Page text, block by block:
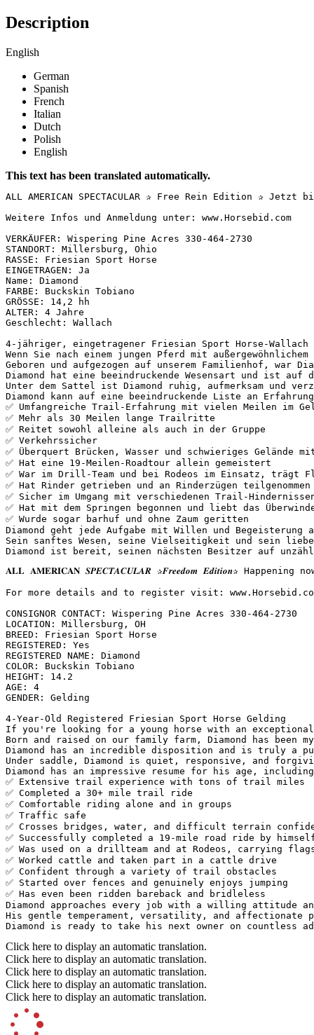
Description
English
German
Spanish
French
Italian
Dutch
Polish
English
This text has been translated automatically.
ALL AMERICAN SPECTACULAR ✰ Free Rein Edition ✰
Weitere Infos und Anmeldung unter: www.Horsebid.com
VERKÄUFER: Wispering Pine Acres 330-464-2730
STANDORT: Millersburg, Ohio
RASSE: Friesian Sport Horse
EINGETRAGEN: Ja
Name: Diamond
FARBE: Buckskin Tobiano
GRÖSSE: 14,2 hh
ALTER: 4 Jahre
Geschlecht: Wallach
4-jähriger, eingetragener Friesian Sport Horse-Wallach
Wenn Sie nach einem jungen Pferd mit
Geboren und aufgezogen auf unserem Familienhof,
Diamond hat eine beeindruckende Wesensart und ist
Unter dem Sattel ist Diamond ruhig, aufmerksam und
Diamond kann auf eine beeindruckende Liste an
✅ Umfangreiche Trail-Erfahrung mit vielen Meilen im
✅ Mehr als 30 Meilen lange Trailritte
✅ Reitet sowohl alleine als auch in der Gruppe
✅ Verkehrssicher
✅ Überquert Brücken, Wasser und schwieriges Gelände
✅ Hat eine 19-Meilen-Roadtour allein gemeistert
✅ War im Drill-Team und bei Rodeos im Einsatz, trägt
✅ Hat Rinder getrieben und an Rinderzügen teilgenommen
✅ Sicher im Umgang mit verschiedenen Trail-
✅ Hat mit dem Springen begonnen und liebt das
✅ Wurde sogar barhuf und ohne Zaum geritten
Diamond geht jede Aufgabe mit Willen und
Sein sanftes Wesen, seine Vielseitigkeit und sein
Diamond ist bereit, seinen nächsten Besitzer auf
𝐀𝐋𝐋 𝐀𝐌𝐄𝐑𝐈𝐂𝐀𝐍 𝑺𝑷𝑬𝑪𝑻𝑨𝑪𝑼𝑳𝑨𝑹 ✰𝑭𝒓𝒆𝒆𝒅𝒐𝒎 𝑬𝒅𝒊𝒕𝒊𝒐𝒏✰
For more details and to register visit:
CONSIGNOR CONTACT: Wispering Pine Acres 330-464-2730
LOCATION: Millersburg, OH
BREED: Friesian Sport Horse
REGISTERED: Yes
REGISTERED NAME: Diamond
COLOR: Buckskin Tobiano
HEIGHT: 14.2
AGE: 4
GENDER: Gelding
4-Year-Old Registered Friesian Sport Horse Gelding
If you're looking for a young horse with an
Born and raised on our family farm, Diamond has
Diamond has an incredible disposition and is truly a
Under saddle, Diamond is quiet, responsive, and
Diamond has an impressive resume for his age,
✅ Extensive trail experience with tons of trail miles
✅ Completed a 30+ mile trail ride
✅ Comfortable riding alone and in groups
✅ Traffic safe
✅ Crosses bridges, water, and difficult terrain
✅ Successfully completed a 19-mile road ride by
✅ Was used on a drillteam and at Rodeos, carrying
✅ Worked cattle and taken part in a cattle drive
✅ Confident through a variety of trail obstacles
✅ Started over fences and genuinely enjoys jumping
✅ Has even been ridden bareback and bridleless
Diamond approaches every job with a willing attitude
His gentle temperament, versatility, and affectionate
Diamond is ready to take his next owner on countless
Click here to display an automatic translation.
Click here to display an automatic translation.
Click here to display an automatic translation.
Click here to display an automatic translation.
Click here to display an automatic translation.